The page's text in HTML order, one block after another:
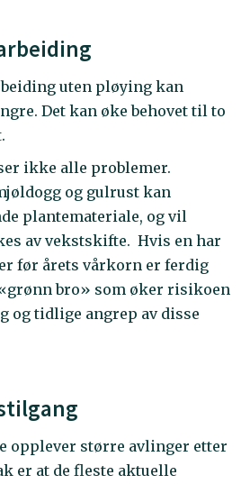
uten pløying kan
Det kan øke behovet til to
ikke alle problemer.
og gulrust kan
plantemateriale, og vil
av vekstskifte. Hvis en har
før årets vårkorn er ferdig
bro» som øker risikoen
og tidlige angrep av disse
opplever større avlinger etter
er at de fleste aktuelle